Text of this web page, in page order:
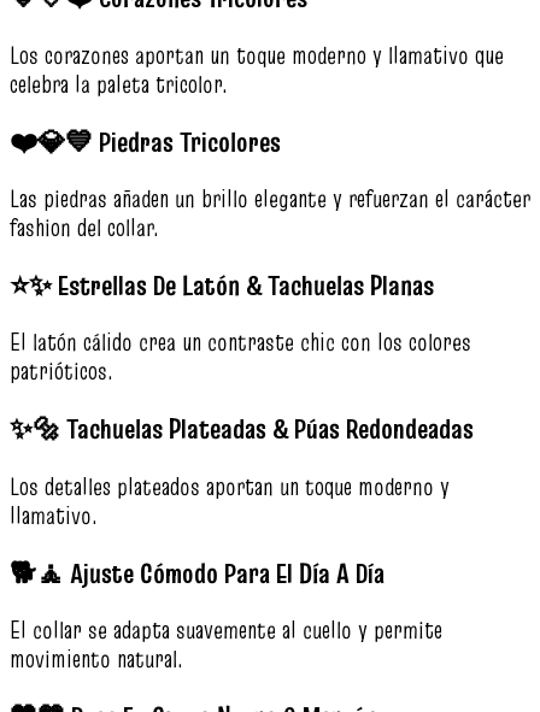
Los corazones aportan un toque moderno y llamativo que
celebra la paleta tricolor.
❤️💎💙 Piedras Tricolores
Las piedras añaden un brillo elegante y refuerzan el carácter
fashion del collar.
⭐✨ Estrellas De Latón & Tachuelas Planas
El latón cálido crea un contraste chic con los colores
patrióticos.
✨🔩 Tachuelas Plateadas & Púas Redondeadas
Los detalles plateados aportan un toque moderno y
llamativo.
🐕🧘 Ajuste Cómodo Para El Día A Día
El collar se adapta suavemente al cuello y permite
movimiento natural.